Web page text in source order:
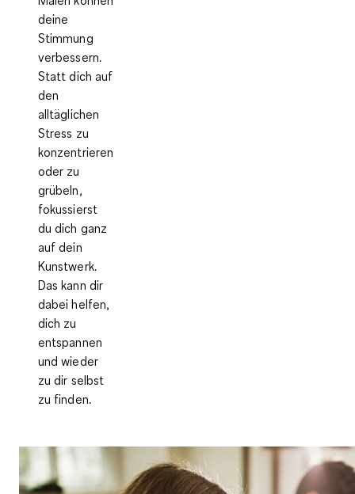
deine
Stimmung
verbessern.
Statt dich auf
den
alltäglichen
Stress zu
konzentrieren
oder zu
grübeln,
fokussierst
du dich ganz
auf dein
Kunstwerk.
Das kann dir
dabei helfen,
dich zu
entspannen
und wieder
zu dir selbst
zu finden.